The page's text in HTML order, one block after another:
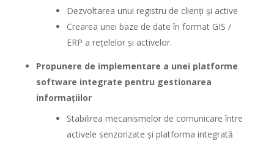
Dezvoltarea unui registru de clienți și active
Crearea unei baze de date în format GIS /
ERP a rețelelor și activelor.
Propunere de implementare a unei platforme
software integrate pentru gestionarea
informațiilor
Stabilirea mecanismelor de comunicare între
activele senzorizate și platforma integrată